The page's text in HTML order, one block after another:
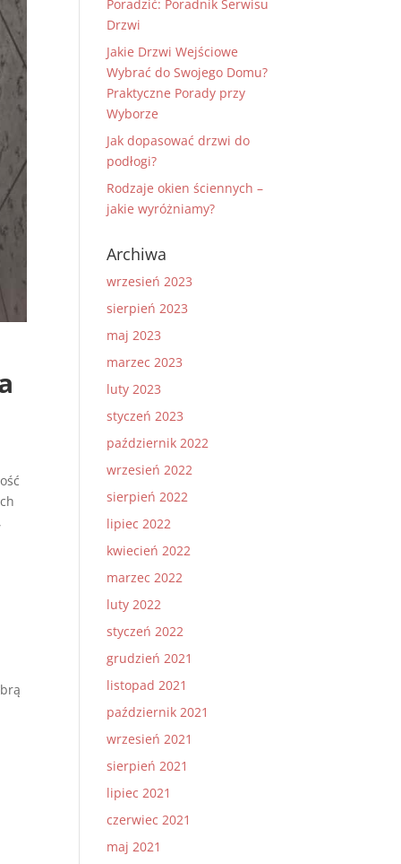
Poradzić: Poradnik Serwisu
Drzwi
Jakie Drzwi Wejściowe
Wybrać do Swojego Domu?
Praktyczne Porady przy
Wyborze
Jak dopasować drzwi do
podłogi?
Rodzaje okien ściennych –
jakie wyróżniamy?
Archiwa
wrzesień 2023
sierpień 2023
maj 2023
marzec 2023
luty 2023
styczeń 2023
październik 2022
wrzesień 2022
sierpień 2022
lipiec 2022
kwiecień 2022
marzec 2022
luty 2022
styczeń 2022
grudzień 2021
listopad 2021
październik 2021
wrzesień 2021
sierpień 2021
lipiec 2021
czerwiec 2021
maj 2021